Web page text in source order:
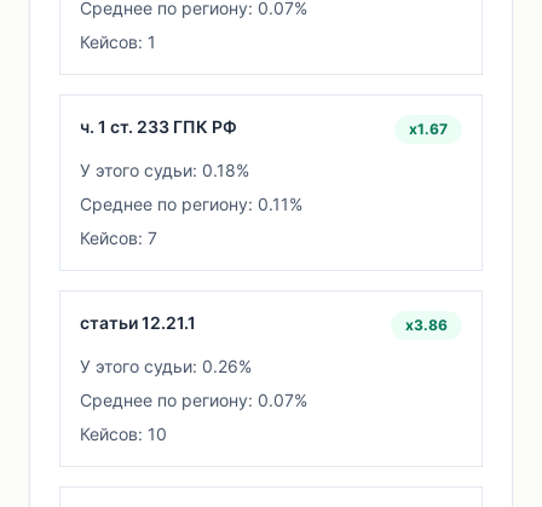
Среднее по региону: 0.07%
Кейсов: 1
ч. 1 ст. 233 ГПК РФ x1.67
У этого судьи: 0.18%
Среднее по региону: 0.11%
Кейсов: 7
статьи 12.21.1 x3.86
У этого судьи: 0.26%
Среднее по региону: 0.07%
Кейсов: 10